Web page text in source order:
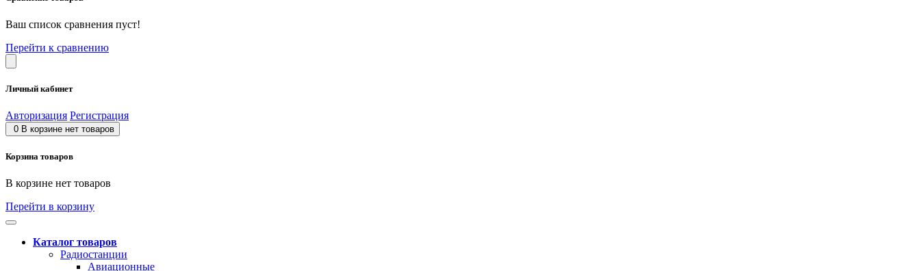
Ваш список сравнения пуст!
Перейти к сравнению
Личный кабинет
Авторизация Регистрация
0 В корзине нет товаров
Корзина товаров
В корзине нет товаров
Перейти в корзину
Каталог товаров
Радиостанции
Авиационные